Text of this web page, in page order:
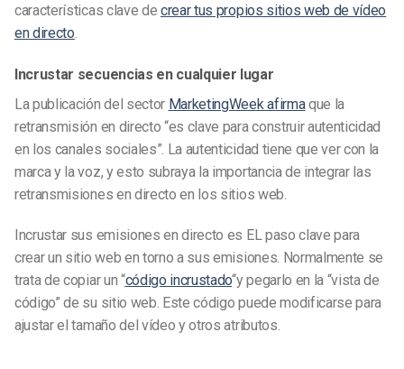
características clave de crear tus propios sitios web de vídeo
en directo
Incrustar secuencias en cualquier lugar
La publicación del sector MarketingWeek afirmaque la
retransmisión en directo “es clave para construir autenticidad
en los canales sociales”. La autenticidad tiene que ver con la
marca y la voz, y esto subraya la importancia de integrar las
retransmisiones en directo en los sitios web.
Incrustar sus emisiones en directo es EL paso clave para
crear un sitio web en torno a sus emisiones. Normalmente se
trata de copiar un “código incrustado“y pegarlo en la “vista de
código” de su sitio web. Este código puede modificarse para
ajustar el tamaño del vídeo y otros atributos.